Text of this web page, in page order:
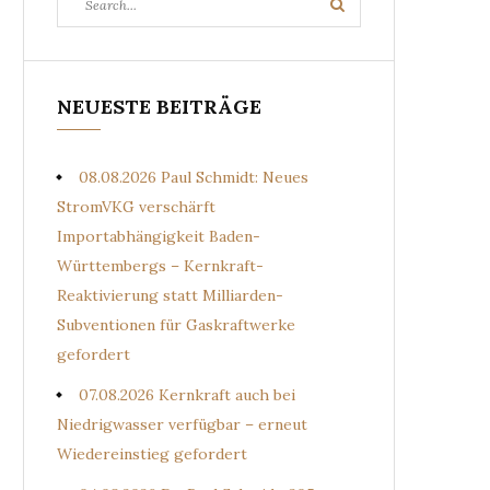
for:
Search
NEUESTE BEITRÄGE
08.08.2026 Paul Schmidt: Neues
StromVKG verschärft
Importabhängigkeit Baden-
Württembergs – Kernkraft-
Reaktivierung statt Milliarden-
Subventionen für Gaskraftwerke
gefordert
07.08.2026 Kernkraft auch bei
Niedrigwasser verfügbar – erneut
Wiedereinstieg gefordert